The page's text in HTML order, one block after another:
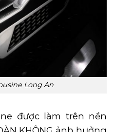
Long An
được làm trên nền